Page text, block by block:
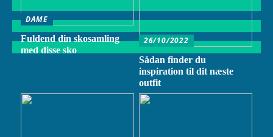
DAME
Fuldend din skosamling
med disse sko
26/10/2022
Sådan finder du
inspiration til dit næste
outfit